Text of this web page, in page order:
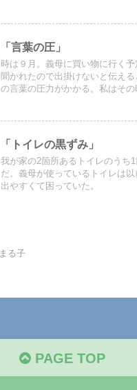
「言葉の圧」
時は９月。義母に買い物に行く予
聞かれたので出掛けないと伝え
の言葉の圧力がかかる。私はその
「トイレの黒ずみ」
我が家の2箇所あるトイレのうち
だ。義母が使っているトイレは
出やすくて困っていた。
まる子
PAGE TOP